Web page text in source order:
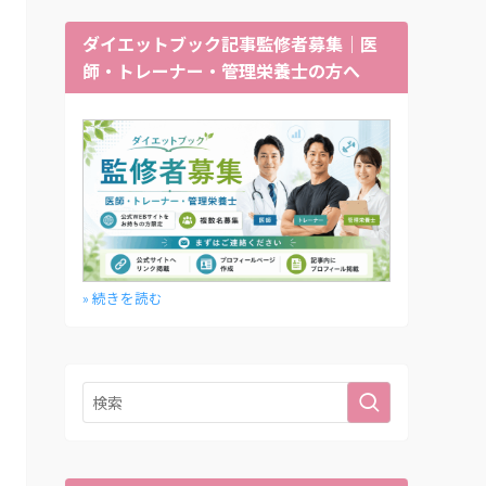
ダイエットブック記事監修者募集｜医
師・トレーナー・管理栄養士の方へ
» 続きを読む